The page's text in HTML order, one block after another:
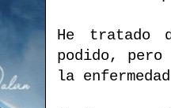
He tratado
podido,
la